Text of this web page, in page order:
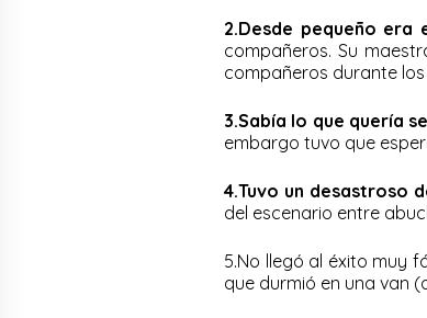
2.Desde pequeño era
compañeros. Su
compañeros durante
3.Sabía lo que quería
embargo tuvo que
4.Tuvo un desastroso
del escenario entre
5.No llegó al éxito muy
que durmió en una van